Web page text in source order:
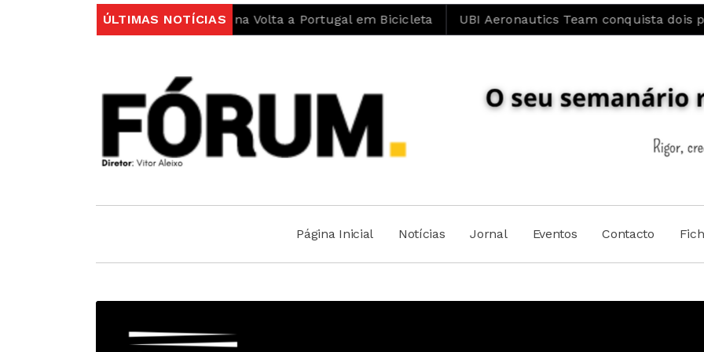
ÚLTIMAS NOTÍCIAS
reforça protagonismo na Volta a Portugal em Bicicleta UBI Aeronautics Team conquista dois primeiros
Página Inicial Notícias Jornal Eventos Contacto